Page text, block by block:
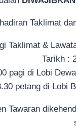
Taklimat
Taklimat &
Tarikh :
pagi di Lobi
petang di Lobi
Tawaran